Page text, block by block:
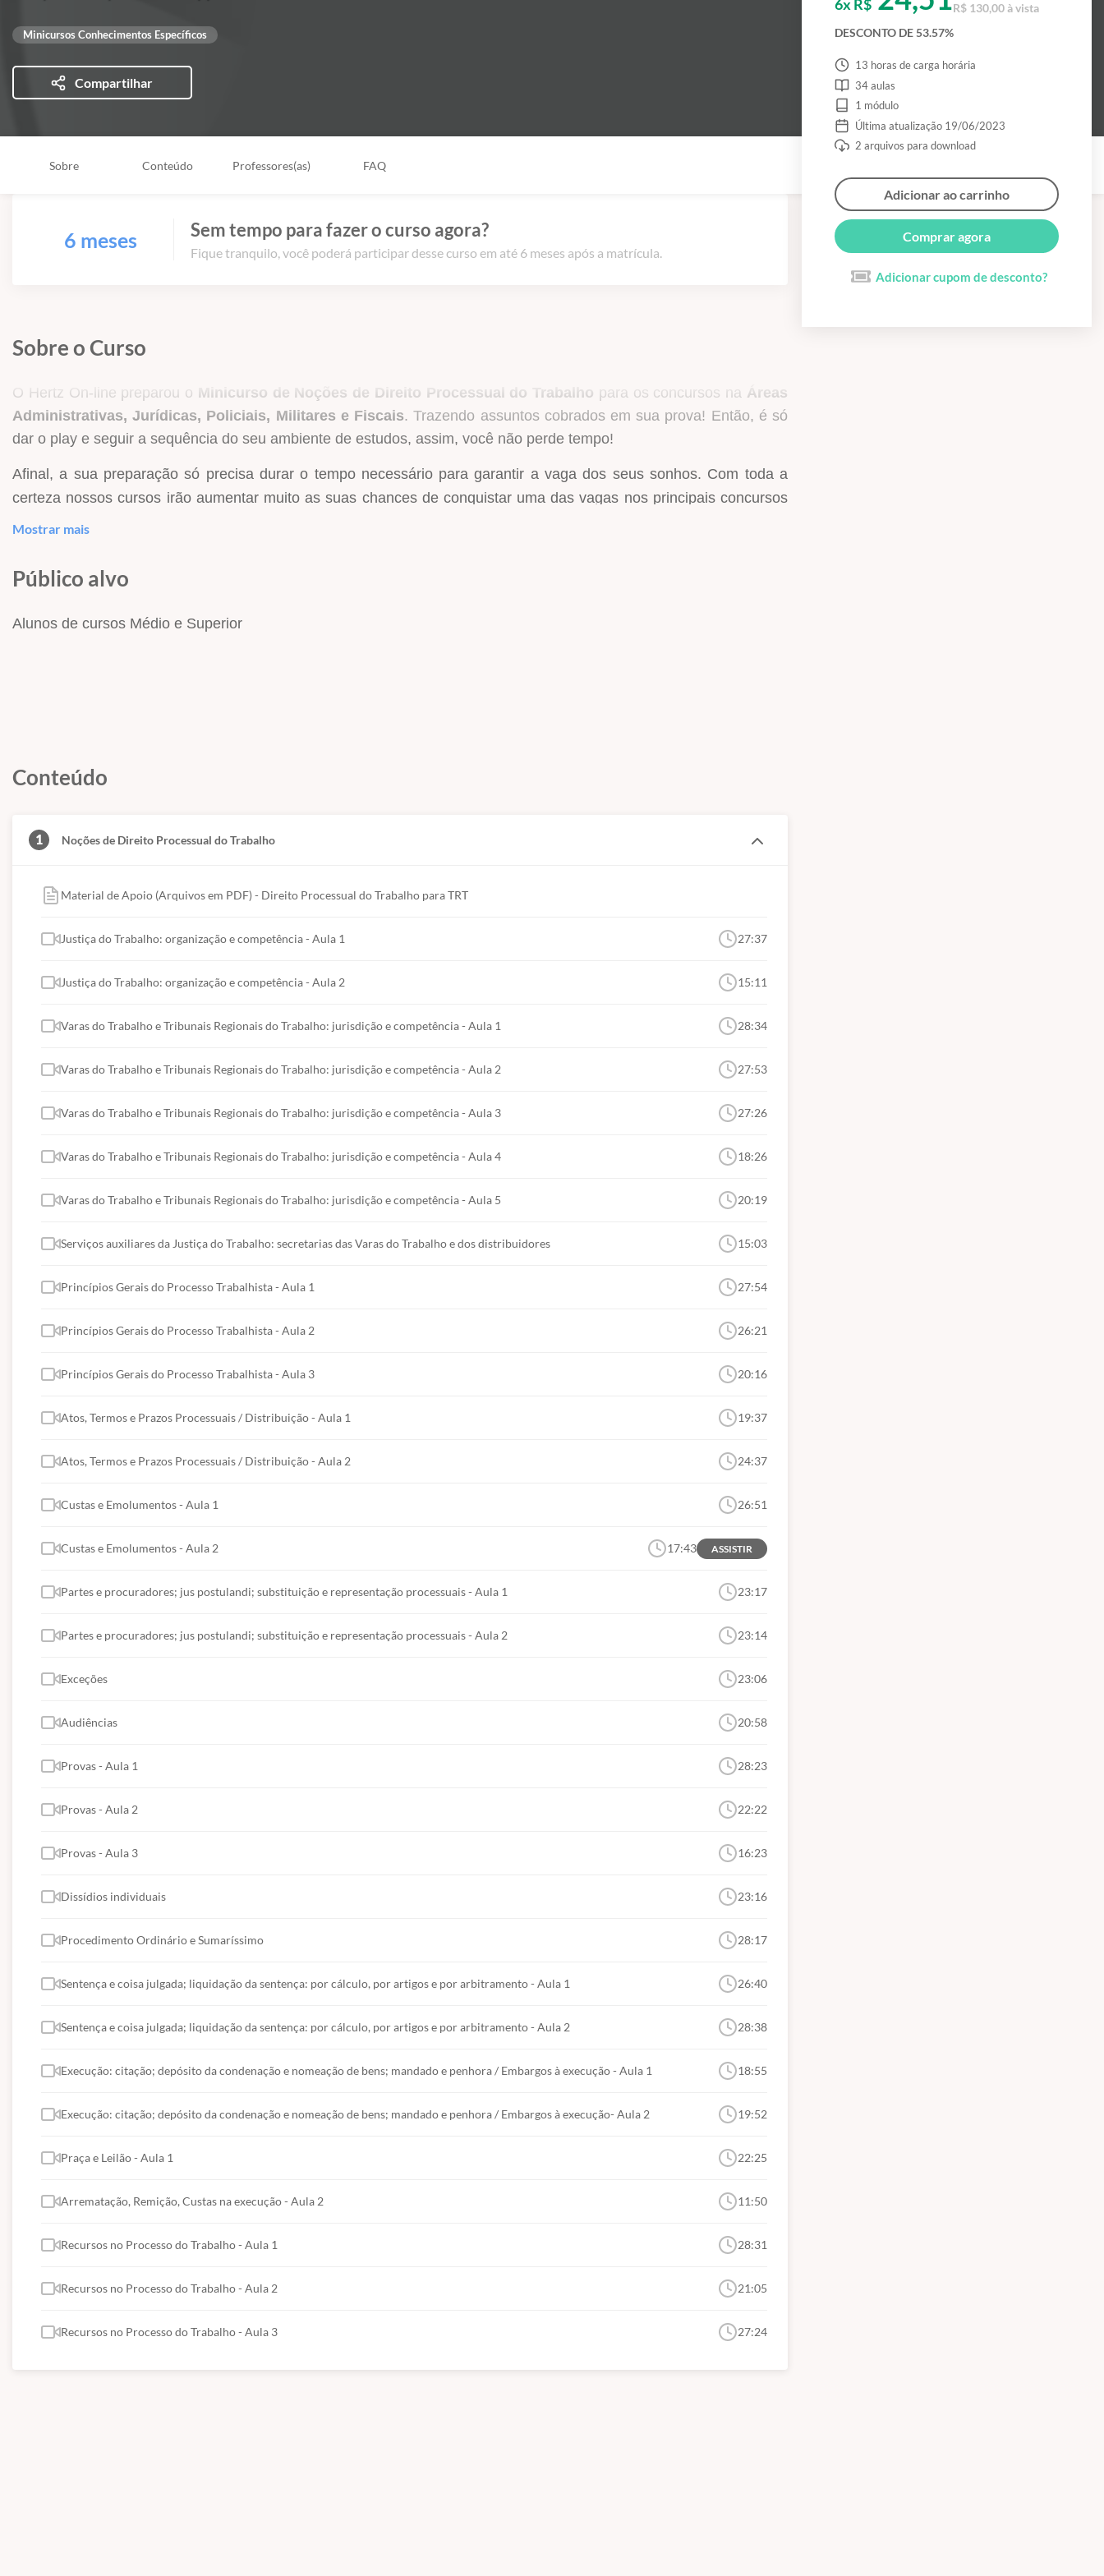
Minicursos Conhecimentos Específicos
Compartilhar
Sobre Conteúdo Professores(as) FAQ
6 meses Sem tempo para fazer o curso agora?
Fique tranquilo, você poderá participar desse curso em até 6 meses após a matrícula.
Sobre o Curso
O Hertz On-line preparou o Minicurso de Noções de Direito Processual do Trabalho para os concursos na Áreas
Administrativas, Jurídicas, Policiais, Militares e Fiscais. Trazendo assuntos cobrados em sua prova! Então, é só
dar o play e seguir a sequência do seu ambiente de estudos, assim, você não perde tempo!
Afinal, a sua preparação só precisa durar o tempo necessário para garantir a vaga dos seus sonhos. Com toda a
certeza nossos cursos irão aumentar muito as suas chances de conquistar uma das vagas nos principais concursos
ofertados no País, venha para o Hertz On-line e receba dicas importantes para ser aprovado!
Minicurso com início imediato
Justiça do Trabalho: organização e competência.
Serviços auxiliares da Justiça do Trabalho: secretarias das Varas do Trabalho e dos distribuidores.
Atos, termos e prazos processuais.
Custas e emolumentos.
Partes e procuradores; jus postulandi; substituição e representação processuais; assistência judiciária;
honorários de advogado.
Exceções.
Audiências: de conciliação, de instrução e de julgamento; notificação das partes; arquivamento do processo;
revelia e confissão.
Dissídios individuais: forma de reclamação e notificação; reclamação escrita e verbal; legitimidade para ajuizar.
Sentença e coisa julgada; liquidação da sentença: por cálculo, por artigos e por arbitramento.
Embargos à execução.
Recursos no processo do trabalho.
Mostrar mais
Público alvo
Alunos de cursos Médio e Superior
Conteúdo
1 Noções de Direito Processual do Trabalho
Material de Apoio (Arquivos em PDF) - Direito Processual do Trabalho para TRT
Justiça do Trabalho: organização e competência - Aula 1 27:37
Justiça do Trabalho: organização e competência - Aula 2 15:11
Varas do Trabalho e Tribunais Regionais do Trabalho: jurisdição e competência - Aula 1 28:34
Varas do Trabalho e Tribunais Regionais do Trabalho: jurisdição e competência - Aula 2 27:53
Varas do Trabalho e Tribunais Regionais do Trabalho: jurisdição e competência - Aula 3 27:26
Varas do Trabalho e Tribunais Regionais do Trabalho: jurisdição e competência - Aula 4 18:26
Varas do Trabalho e Tribunais Regionais do Trabalho: jurisdição e competência - Aula 5 20:19
Serviços auxiliares da Justiça do Trabalho: secretarias das Varas do Trabalho e dos distribuidores 15:03
Princípios Gerais do Processo Trabalhista - Aula 1 27:54
Princípios Gerais do Processo Trabalhista - Aula 2 26:21
Princípios Gerais do Processo Trabalhista - Aula 3 20:16
Atos, Termos e Prazos Processuais / Distribuição - Aula 1 19:37
Atos, Termos e Prazos Processuais / Distribuição - Aula 2 24:37
Custas e Emolumentos - Aula 1 26:51
Custas e Emolumentos - Aula 2 17:43 ASSISTIR
Partes e procuradores; jus postulandi; substituição e representação processuais - Aula 1 23:17
Partes e procuradores; jus postulandi; substituição e representação processuais - Aula 2 23:14
Exceções 23:06
Audiências 20:58
Provas - Aula 1 28:23
Provas - Aula 2 22:22
Provas - Aula 3 16:23
Dissídios individuais 23:16
Procedimento Ordinário e Sumaríssimo 28:17
Sentença e coisa julgada; liquidação da sentença: por cálculo, por artigos e por arbitramento - Aula 1 26:40
Sentença e coisa julgada; liquidação da sentença: por cálculo, por artigos e por arbitramento - Aula 2 28:38
Execução: citação; depósito da condenação e nomeação de bens; mandado e penhora / Embargos à execução - Aula 1 18:55
Execução: citação; depósito da condenação e nomeação de bens; mandado e penhora / Embargos à execução- Aula 2 19:52
Praça e Leilão - Aula 1 22:25
Arrematação, Remição, Custas na execução - Aula 2 11:50
Recursos no Processo do Trabalho - Aula 1 28:31
Recursos no Processo do Trabalho - Aula 2 21:05
Recursos no Processo do Trabalho - Aula 3 27:24
6x R$
R$ 130,00 à vista
DESCONTO DE 53.57%
13 horas de carga horária
34 aulas
1 módulo
Última atualização 19/06/2023
2 arquivos para download
Adicionar ao carrinho
Comprar agora
Adicionar cupom de desconto?